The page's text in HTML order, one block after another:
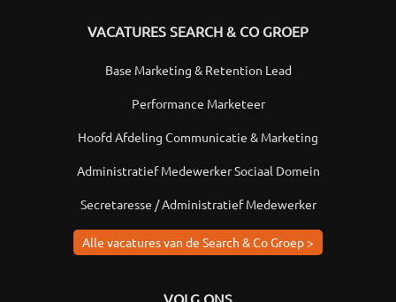
VACATURES SEARCH & CO GROEP
Base Marketing & Retention Lead
Performance Marketeer
Hoofd Afdeling Communicatie & Marketing
Administratief Medewerker Sociaal Domein
Secretaresse / Administratief Medewerker
Alle vacatures van de Search & Co Groep >
VOLG ONS